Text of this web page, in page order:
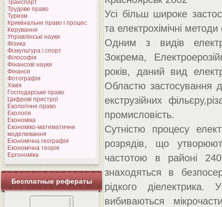
Транспорт
Трудове право
Туризм
Кримінальне право і процес
Керування
Управлінські науки
Фізика
Фізкультура і спорт
Філософія
Фінансові науки
Фінанси
Фотографія
Хімія
Господарське право
Цифрові пристрої
Екологічне право
Екологія
Економіка
Економіко-математичне
моделювання
Економічна географія
Економічна теорія
Ергономіка
Бесплатные рефераты
Усі більш широке
та електрохімічні
Одним з видів
Зокрема,
років, даний вид
Областю застосування
екструзійних
промисловість.
Сутністю процесу
розрядів, що
частотою в районі
знаходяться в
рідкого діелектрика.
вибиваються